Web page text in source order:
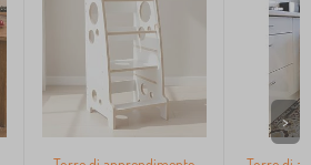
>